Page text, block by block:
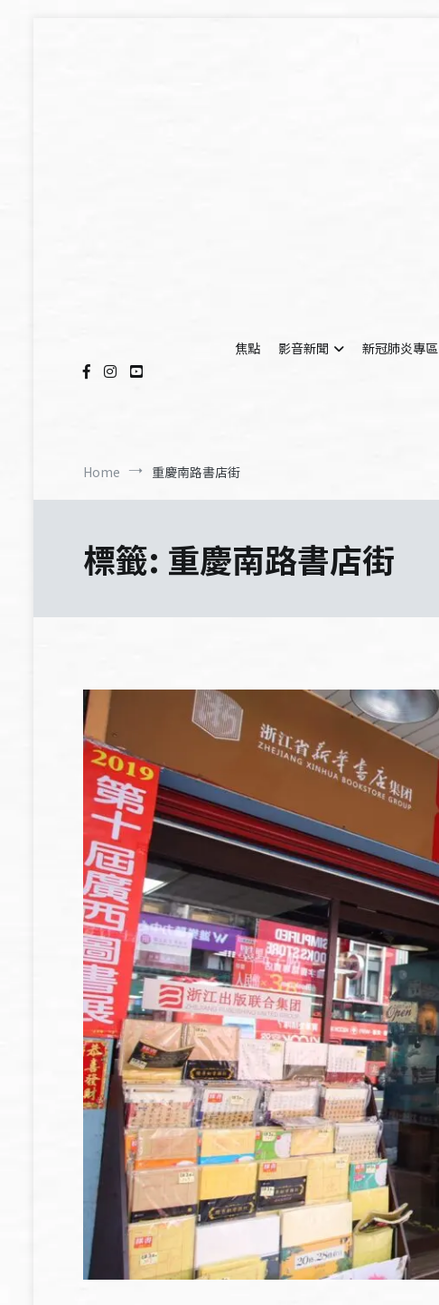
焦點
影音新聞 新冠肺炎專區
Home 重慶南路書店街
標籤: 重慶南路書店街